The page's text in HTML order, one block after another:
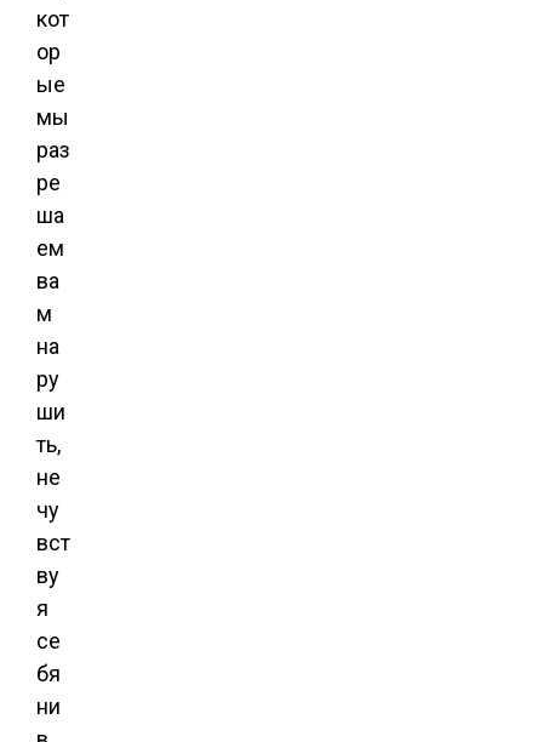
кот
ор
ые
мы
раз
ре
ша
ем
ва
м
на
ру
ши
ть,
не
чу
вст
ву
я
се
бя
ни